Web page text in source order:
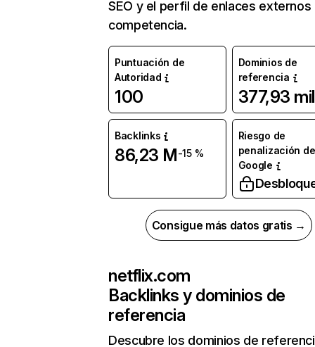
SEO y el perfil de enlaces externos
competencia.
Puntuación de
Autoridad
100
Dominios de
referencia
377,93 mil
Backlinks
86,23 M-15 %
Riesgo de
penalización de
Google
Consigue más datos gratis →
netflix.com
Backlinks y dominios de
referencia
Descubre los dominios de